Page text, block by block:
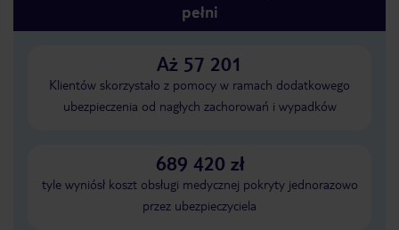
pełni
Aż 57 201
Klientów skorzystało z pomocy w ramach dodatkowego
ubezpieczenia od nagłych zachorowań i wypadków
689 420 zł
tyle wyniósł koszt obsługi medycznej pokryty jednorazowo
przez ubezpieczyciela